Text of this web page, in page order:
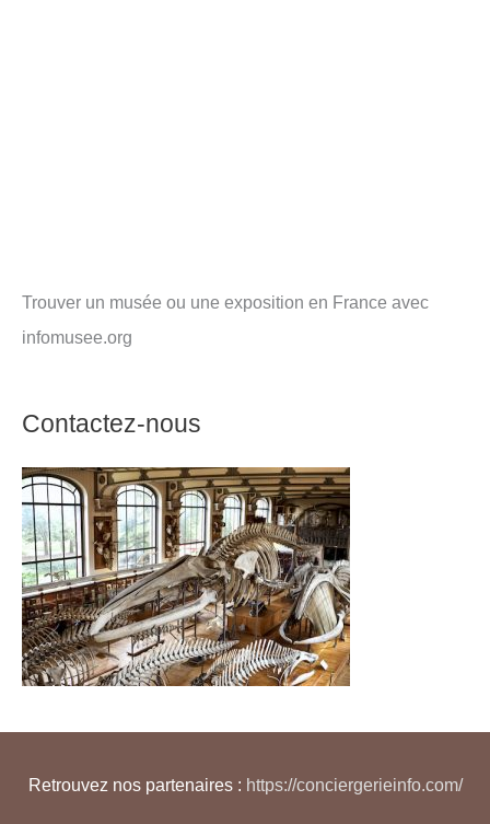
Trouver un musée ou une exposition en France avec
infomusee.org
Contactez-nous
Retrouvez nos partenaires : https://conciergerieinfo.com/